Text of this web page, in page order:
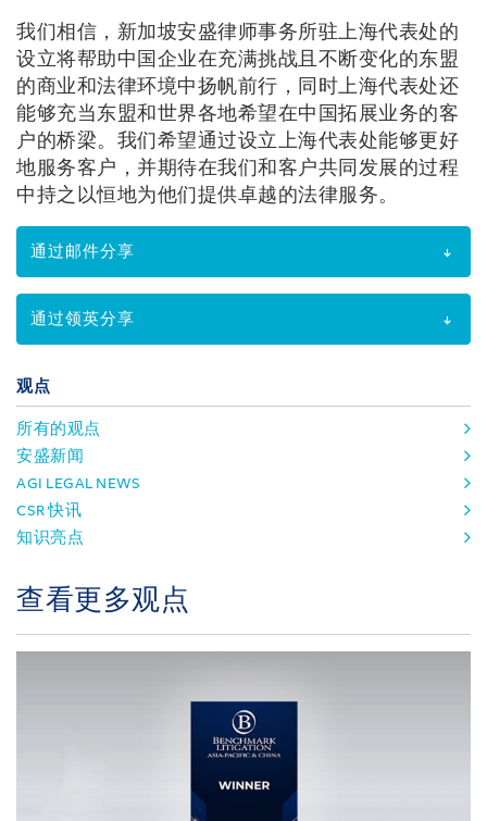
我们相信，新加坡安盛律师事务所驻上海代表处的
设立将帮助中国企业在充满挑战且不断变化的东盟
的商业和法律环境中扬帆前行，同时上海代表处还
能够充当东盟和世界各地希望在中国拓展业务的客
户的桥梁。我们希望通过设立上海代表处能够更好
地服务客户，并期待在我们和客户共同发展的过程
中持之以恒地为他们提供卓越的法律服务。
通过邮件分享
通过领英分享
观点
所有的观点
安盛新闻
AGI LEGAL NEWS
CSR 快讯
知识亮点
查看更多观点